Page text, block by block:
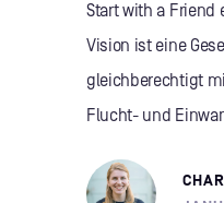
Start with a Friend
Vision ist eine
gleichberechtigt
Flucht- und